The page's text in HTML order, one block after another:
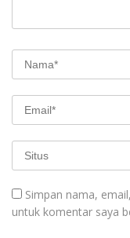
Simpan nama,
untuk komentar saya